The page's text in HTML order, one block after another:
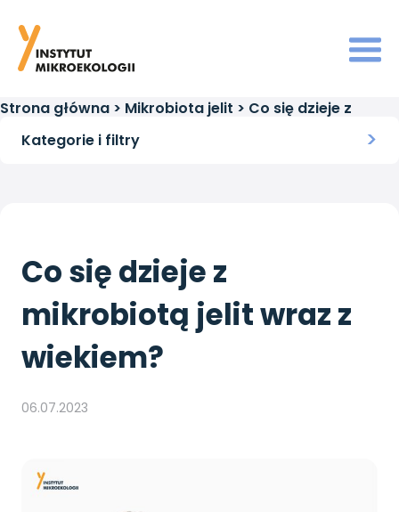
Strona główna > Mikrobiota jelit > Co się dzieje z
mikrobiotą jelit wraz z wiekiem?
Kategorie i filtry
Co się dzieje z
mikrobiotą jelit wraz z
wiekiem?
06.07.2023